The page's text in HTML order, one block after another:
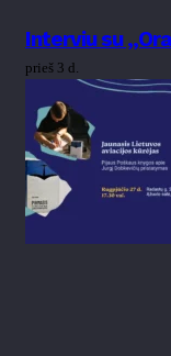
Interviu su
prieš 3 d.